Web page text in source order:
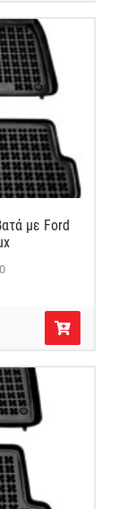
με Ford